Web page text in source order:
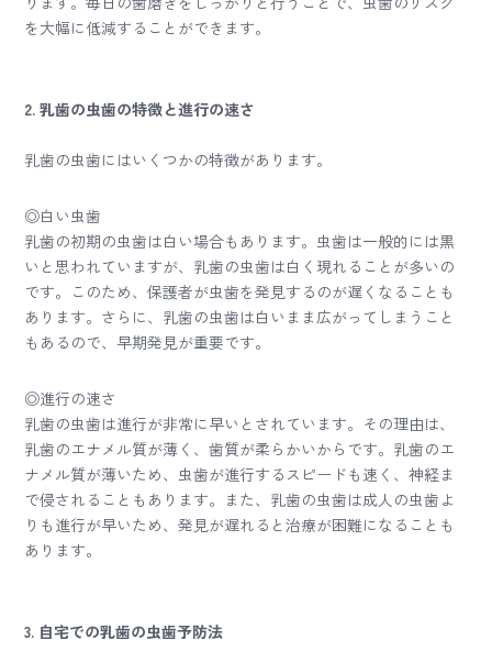
を大幅に低減することができます。
2. 乳歯の虫歯の特徴と進行の速さ
乳歯の虫歯にはいくつかの特徴があります。
◎白い虫歯
乳歯の初期の虫歯は白い場合もあります。虫歯は一般的には黒
いと思われていますが、乳歯の虫歯は白く現れることが多いの
です。このため、保護者が虫歯を発見するのが遅くなることも
あります。さらに、乳歯の虫歯は白いまま広がってしまうこと
もあるので、早期発見が重要です。
◎進行の速さ
乳歯の虫歯は進行が非常に早いとされています。その理由は、
乳歯のエナメル質が薄く、歯質が柔らかいからです。乳歯のエ
ナメル質が薄いため、虫歯が進行するスピードも速く、神経ま
で侵されることもあります。また、乳歯の虫歯は成人の虫歯よ
りも進行が早いため、発見が遅れると治療が困難になることも
あります。
3. 自宅での乳歯の虫歯予防法